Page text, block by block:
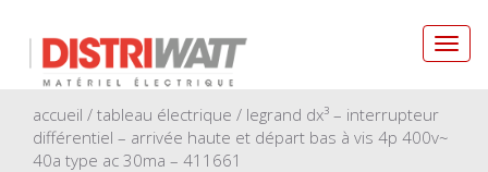
accueil / tableau électrique / legrand dx³ – interrupteur
différentiel – arrivée haute et départ bas à vis 4p 400v~
40a type ac 30ma – 411661